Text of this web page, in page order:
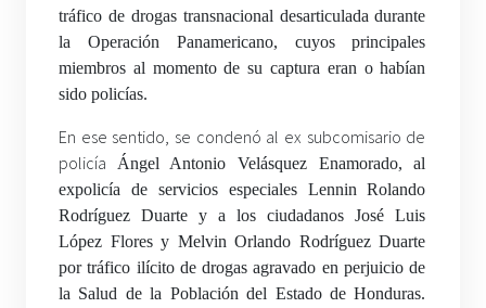
tráfico de drogas transnacional desarticulada durante
la Operación Panamericano, cuyos principales
miembros al momento de su captura eran o habían
sido policías.
En ese sentido, se condenó al ex subcomisario de
policía
Ángel Antonio Velásquez Enamorado, al
expolicía de servicios especiales Lennin Rolando
Rodríguez Duarte y a los ciudadanos José Luis
López Flores y Melvin Orlando Rodríguez Duarte
por tráfico ilícito de drogas agravado en perjuicio de
la Salud de la Población del Estado de Honduras.